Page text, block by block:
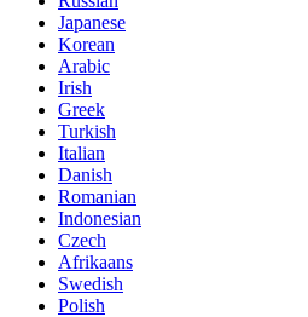
Japanese
Korean
Arabic
Irish
Greek
Turkish
Italian
Danish
Romanian
Indonesian
Czech
Afrikaans
Swedish
Polish